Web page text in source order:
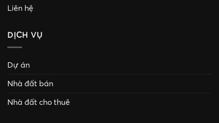
Liên hệ
DỊCH VỤ
Dự án
Nhà đất bán
Nhà đất cho thuê